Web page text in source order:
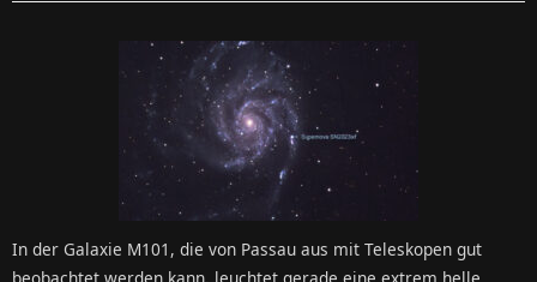
In der Galaxie M101, die von Passau aus mit Teleskopen gut